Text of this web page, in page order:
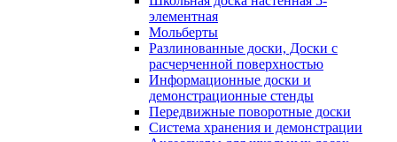
элементная
Мольберты
Разлинованные доски, Доски с
расчерченной поверхностью
Информационные доски и
демонстрационные стенды
Передвижные поворотные доски
Система хранения и демонстрации